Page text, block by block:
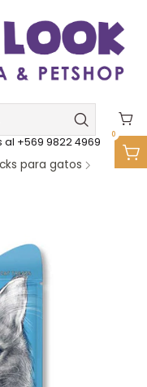
0
+569 9822 4969
para gatos